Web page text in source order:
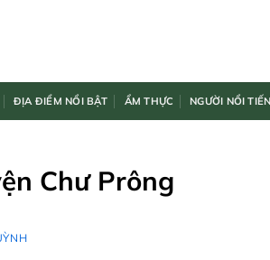
ĐỊA ĐIỂM NỔI BẬT ẨM THỰC NGƯỜI NỔI
Chư Prông